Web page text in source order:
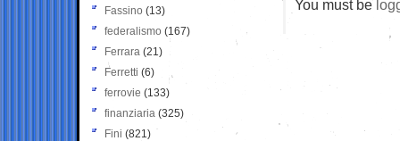
You must be
Fassino (13)
federalismo (167)
Ferrara (21)
Ferretti (6)
ferrovie (133)
finanziaria (325)
Fini (821)